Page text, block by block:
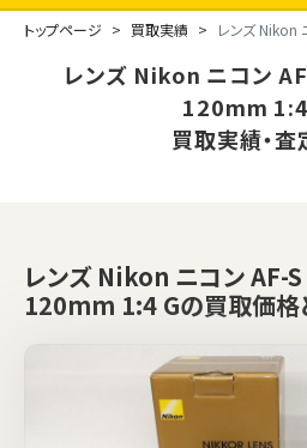
トップページ 買取実績 レンズ Nikon
レンズ Nikon ニコン
120mm
買取実績・
レンズ Nikon ニコン AF-
120mm 1:4 Gの買取価格